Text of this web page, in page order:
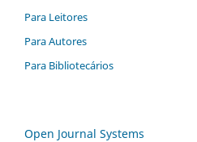
Para Leitores
Para Autores
Para Bibliotecários
Open Journal Systems